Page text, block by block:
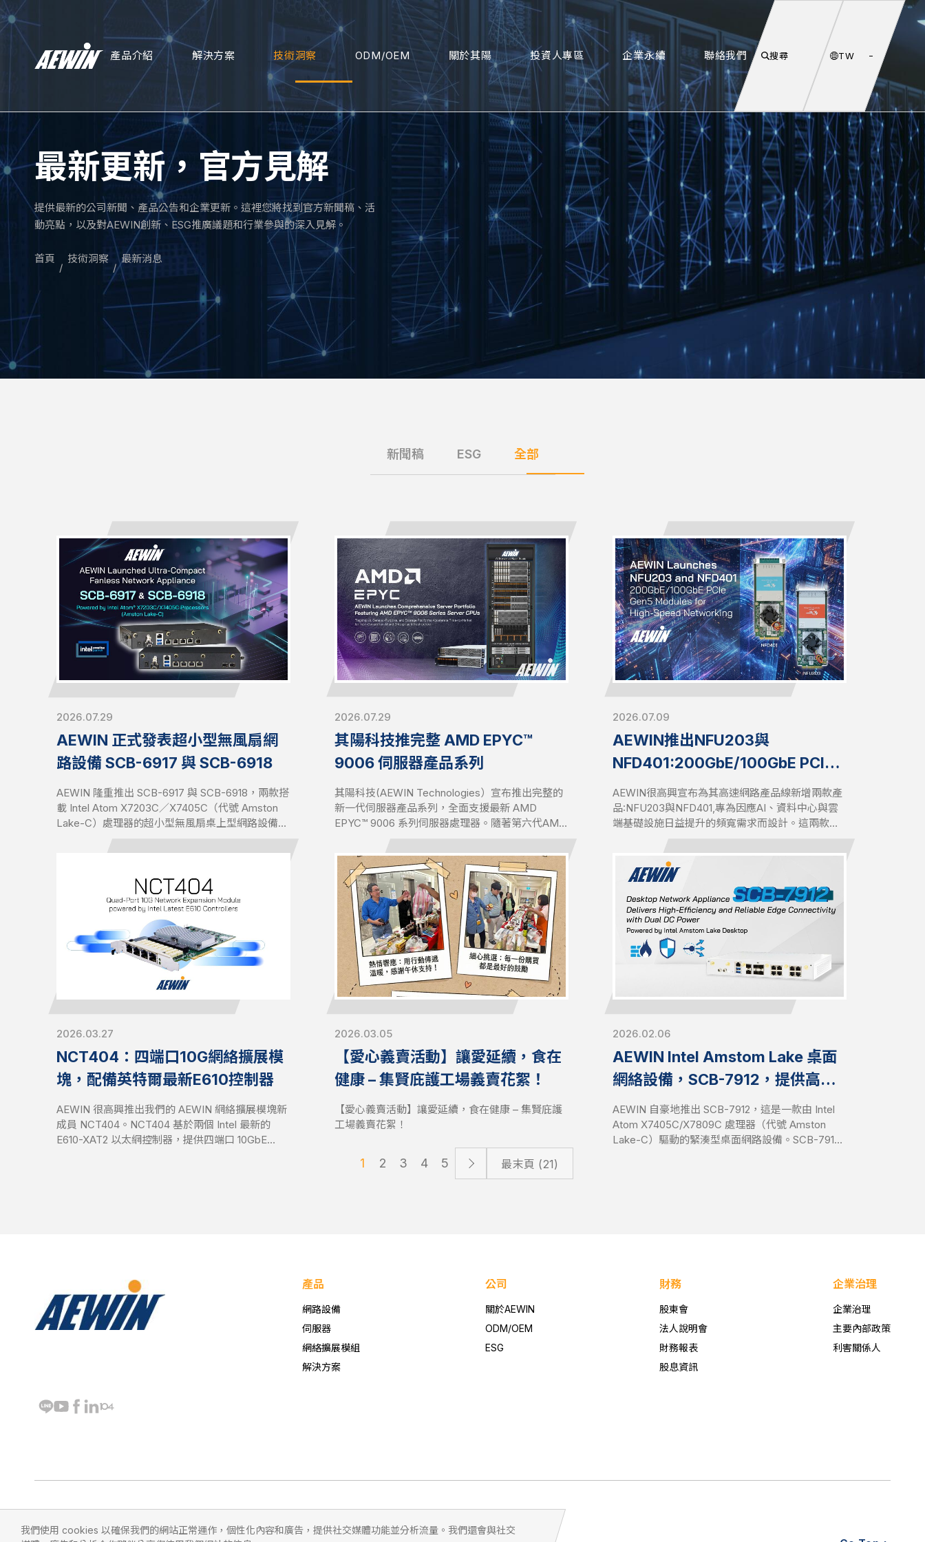
產品介紹 解決方案 技術洞察 ODM/OEM 關於其陽 投資人專區 企業永續 聯絡我們 搜尋 TW
最新更新，官方見解
提供最新的公司新聞、產品公告和企業更新。這裡您將找到官方新聞稿、活
動亮點，以及對AEWIN創新、ESG推廣議題和行業參與的深入見解。
首頁 技術洞察 最新消息
新聞稿 ESG 全部
2026.07.29
AEWIN 正式發表超小型無風扇網
路設備 SCB-6917 與 SCB-6918
AEWIN 隆重推出 SCB-6917 與 SCB-6918，兩款搭
載 Intel Atom X7203C／X7405C（代號 Amston
Lake-C）處理器的超小型無風扇桌上型網路設備。
輸速率最高可達 4800MHz，相較於前幾代 DDR 記
的記憶體效能可加速封包處理速度，並降低資料密
集型網路工作負載的延遲。
2026.07.29
其陽科技推完整 AMD EPYC™
9006 伺服器產品系列
其陽科技(AEWIN Technologies）宣布推出完整的
新一代伺服器產品系列，全面支援最新 AMD
EPYC™ 9006 系列伺服器處理器。隨著第六代AMD
AI、通用運算與儲存應用的完整產品組合，展現卓
越的研發整合能力，呼應佳世達集團布局「AI基礎
設施」，協助客戶以成熟可靠的基礎架構，加速AI
應用落地。
2026.07.09
AEWIN推出NFU203與
NFD401:200GbE/100GbE PCIe
Gen5高速網路擴充模組
AEWIN很高興宣布為其高速網路產品線新增兩款產
品:NFU203與NFD401,專為因應AI、資料中心與雲
端基礎設施日益提升的頻寬需求而設計。這兩款次
提供卓越的傳輸效能、彈性與可靠性。
2026.03.27
NCT404：四端口10G網絡擴展模
塊，配備英特爾最新E610控制器
AEWIN 很高興推出我們的 AEWIN 網絡擴展模塊新
成員 NCT404。NCT404 基於兩個 Intel 最新的
E610-XAT2 以太網控制器，提供四端口 10GbE
2026.03.05
【愛心義賣活動】讓愛延續，食在
健康 – 集賢庇護工場義賣花絮！
【愛心義賣活動】讓愛延續，食在健康 – 集賢庇護
工場義賣花絮！
2026.02.06
AEWIN Intel Amstom Lake 桌面
網絡設備，SCB-7912，提供高效
能和可靠的邊緣連接，配備雙 DC
電源
AEWIN 自豪地推出 SCB-7912，這是一款由 Intel
Atom X7405C/X7809C 處理器（代號 Amston
Lake-C）驅動的緊湊型桌面網路設備。SCB-7912
1 2 3 4 5 最末頁 (21)
產品
網路設備
伺服器
網絡擴展模組
解決方案
公司
關於AEWIN
ODM/OEM
ESG
財務
股東會
法人說明會
財務報表
股息資訊
企業治理
企業治理
主要內部政策
利害關係人
我們使用 cookies 以確保我們的網站正常運作，個性化內容和廣告，提供社交媒體功能並分析流量。我們還會與社交